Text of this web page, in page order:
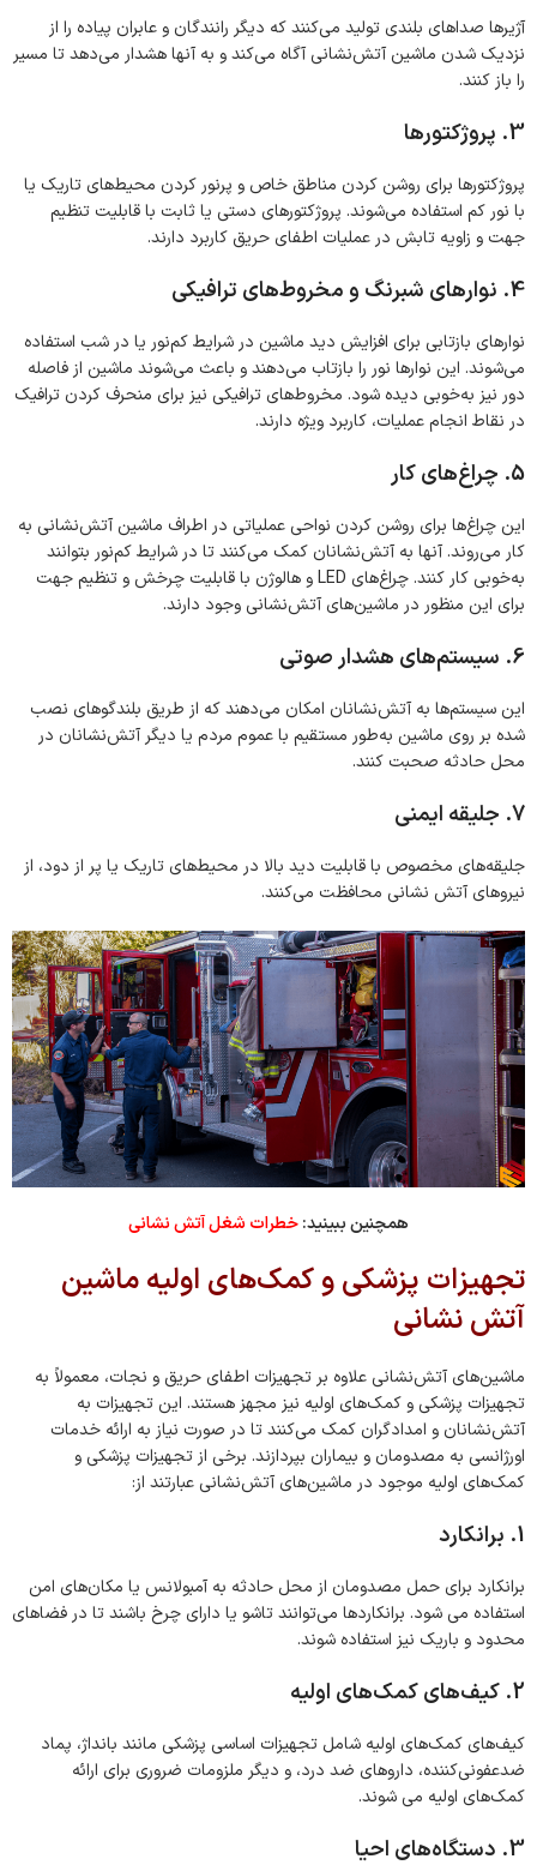
آژیرها صداهای بلندی تولید می‌کنند که دیگر رانندگان و عابران پیاده را از
نزدیک شدن ماشین آتش‌نشانی آگاه می‌کند و به آنها هشدار می‌دهد تا مسیر
را باز کنند.
3. پروژکتورها
پروژکتورها برای روشن کردن مناطق خاص و پرنور کردن محیط‌های تاریک یا
با نور کم استفاده می‌شوند. پروژکتورهای دستی یا ثابت با قابلیت تنظیم
جهت و زاویه تابش در عملیات اطفای حریق کاربرد دارند.
4. نوارهای شبرنگ و مخروط‌های ترافیکی
نوارهای بازتابی برای افزایش دید ماشین در شرایط کم‌نور یا در شب استفاده
می‌شوند. این نوارها نور را بازتاب می‌دهند و باعث می‌شوند ماشین از فاصله
دور نیز به‌خوبی دیده شود. مخروط‌های ترافیکی نیز برای منحرف کردن ترافیک
در نقاط انجام عملیات، کاربرد ویژه دارند.
5. چراغ‌های کار
این چراغ‌ها برای روشن کردن نواحی عملیاتی در اطراف ماشین آتش‌نشانی به
کار می‌روند. آنها به آتش‌نشانان کمک می‌کنند تا در شرایط کم‌نور بتوانند
به‌خوبی کار کنند. چراغ‌های LED و هالوژن با قابلیت چرخش و تنظیم جهت
برای این منظور در ماشین‌های آتش‌نشانی وجود دارند.
6. سیستم‌های هشدار صوتی
این سیستم‌ها به آتش‌نشانان امکان می‌دهند که از طریق بلندگوهای نصب
شده بر روی ماشین به‌طور مستقیم با عموم مردم یا دیگر آتش‌نشانان در
محل حادثه صحبت کنند.
7. جلیقه ایمنی
جلیقه‌های مخصوص با قابلیت دید بالا در محیط‌های تاریک یا پر از دود، از
نیروهای آتش نشانی محافظت می‌کنند.
همچنین ببینید:خطرات شغل آتش نشانی
تجهیزات پزشکی و کمک‌های اولیه ماشین
آتش نشانی
ماشین‌های آتش‌نشانی علاوه بر تجهیزات اطفای حریق و نجات، معمولاً به
تجهیزات پزشکی و کمک‌های اولیه نیز مجهز هستند. این تجهیزات به
آتش‌نشانان و امدادگران کمک می‌کنند تا در صورت نیاز به ارائه خدمات
اورژانسی به مصدومان و بیماران بپردازند. برخی از تجهیزات پزشکی و
کمک‌های اولیه موجود در ماشین‌های آتش‌نشانی عبارتند از:
1. برانکارد
برانکارد برای حمل مصدومان از محل حادثه به آمبولانس یا مکان‌های امن
استفاده می شود. برانکاردها می‌توانند تاشو یا دارای چرخ باشند تا در فضاهای
محدود و باریک نیز استفاده شوند.
2. کیف‌های کمک‌های اولیه
کیف‌های کمک‌های اولیه شامل تجهیزات اساسی پزشکی مانند بانداژ، پماد
ضدعفونی‌کننده، داروهای ضد درد، و دیگر ملزومات ضروری برای ارائه
کمک‌های اولیه می شوند.
3. دستگاه‌های احیا